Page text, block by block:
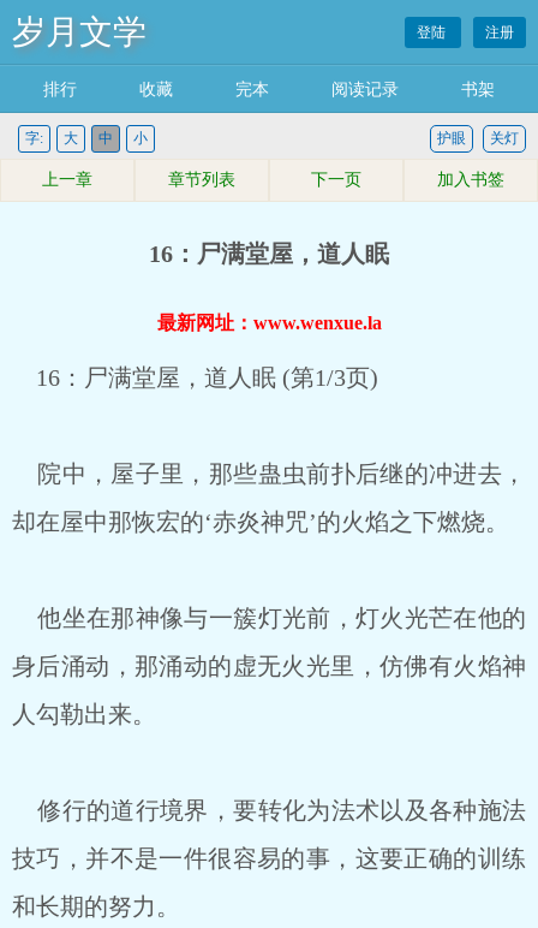
岁月文学 登陆 注册
排行 收藏 完本 阅读记录 书架
字: 大 中 小 关灯
护眼
上一章 章节列表 下一页 加入书签
16：尸满堂屋，道人眠
最新网址：www.wenxue.la
16：尸满堂屋，道人眠 (第1/3页)
院中，屋子里，那些蛊虫前扑后继的冲进去，
却在屋中那恢宏的‘赤炎神咒’的火焰之下燃烧。
他坐在那神像与一簇灯光前，灯火光芒在他的
身后涌动，那涌动的虚无火光里，仿佛有火焰神
人勾勒出来。
修行的道行境界，要转化为法术以及各种施法
技巧，并不是一件很容易的事，这要正确的训练
和长期的努力。